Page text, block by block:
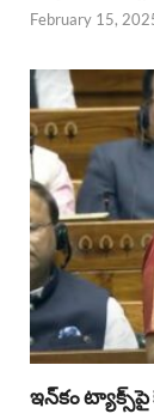
February 15,
ఇన్‌కం ట్యాక్స్‌పై